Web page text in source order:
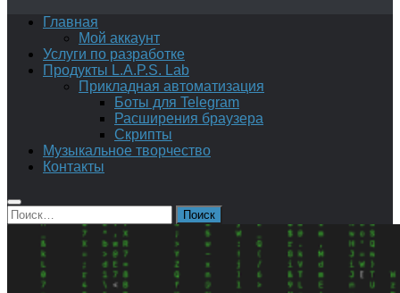
Главная
Мой аккаунт
Услуги по разработке
Продукты L.A.P.S. Lab
Прикладная автоматизация
Боты для Telegram
Расширения браузера
Скрипты
Музыкальное творчество
Контакты
Найти: